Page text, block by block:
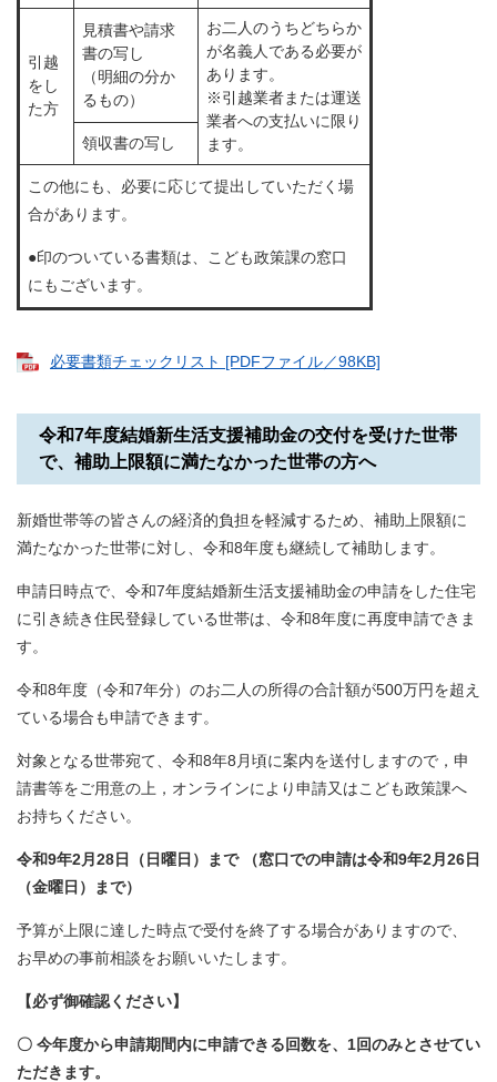
引越
をし
た方
見積書や請求
書の写し
（明細の分か
るもの）
お二人のうちどちらか
が名義人である必要が
あります。
※引越業者または運送
業者への支払いに限り
ます。
領収書の写し
この他にも、必要に応じて提出していただく場
合があります。
●印のついている書類は、こども政策課の窓口
にもございます。
必要書類チェックリスト [PDFファイル／98KB]
令和7年度結婚新生活支援補助金の交付を受けた世帯
で、補助上限額に満たなかった世帯の方へ
新婚世帯等の皆さんの経済的負担を軽減するため、補助上限額に
満たなかった世帯に対し、令和8年度も継続して補助します。
申請日時点で、令和7年度結婚新生活支援補助金の申請をした住宅
に引き続き住民登録している世帯は、令和8年度に再度申請できま
す。
令和8年度（令和7年分）のお二人の所得の合計額が500万円を超え
ている場合も申請できます。
対象となる世帯宛て、令和8年8月頃に案内を送付しますので，申
請書等をご用意の上，オンラインにより申請又はこども政策課へ
お持ちください。
令和9年2月28日（日曜日）まで （窓口での申請は令和9年2月26日
（金曜日）まで）
予算が上限に達した時点で受付を終了する場合がありますので、
お早めの事前相談をお願いいたします。
【必ず御確認ください】
〇 今年度から申請期間内に申請できる回数を、1回のみとさせてい
ただきます。